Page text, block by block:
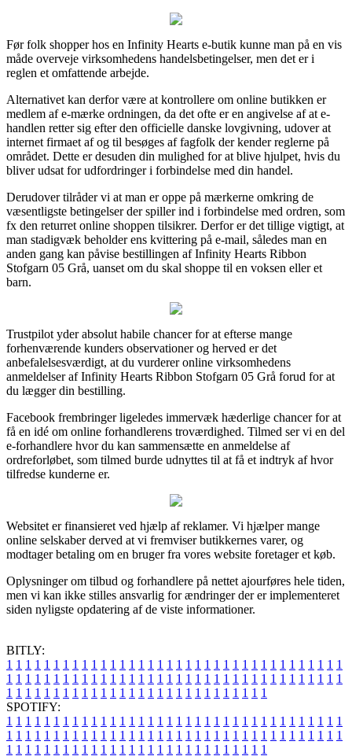
Før folk shopper hos en Infinity Hearts e-butik kunne man på en vis
måde overveje virksomhedens handelsbetingelser, men det er i
reglen et omfattende arbejde.
Alternativet kan derfor være at kontrollere om online butikken er
medlem af e-mærke ordningen, da det ofte er en angivelse af at e-
handlen retter sig efter den officielle danske lovgivning, udover at
internet firmaet af og til besøges af fagfolk der kender reglerne på
området. Dette er desuden din mulighed for at blive hjulpet, hvis du
bliver udsat for udfordringer i forbindelse med din handel.
Derudover tilråder vi at man er oppe på mærkerne omkring de
væsentligste betingelser der spiller ind i forbindelse med ordren, som
fx den returret online shoppen tilsikrer. Derfor er det tillige vigtigt, at
man stadigvæk beholder ens kvittering på e-mail, således man en
anden gang kan påvise bestillingen af Infinity Hearts Ribbon
Stofgarn 05 Grå, uanset om du skal shoppe til en voksen eller et
barn.
Trustpilot yder absolut habile chancer for at efterse mange
forhenværende kunders observationer og herved er det
anbefalelsesværdigt, at du vurderer online virksomhedens
anmeldelser af Infinity Hearts Ribbon Stofgarn 05 Grå forud for at
du lægger din bestilling.
Facebook frembringer ligeledes immervæk hæderlige chancer for at
få en idé om online forhandlerens troværdighed. Tilmed ser vi en del
e-forhandlere hvor du kan sammensætte en anmeldelse af
ordreforløbet, som tilmed burde udnyttes til at få et indtryk af hvor
tilfredse kunderne er.
Websitet er finansieret ved hjælp af reklamer. Vi hjælper mange
online selskaber derved at vi fremviser butikkernes varer, og
modtager betaling om en bruger fra vores website foretager et køb.
Oplysninger om tilbud og forhandlere på nettet ajourføres hele tiden,
men vi kan ikke stilles ansvarlig for ændringer der er implementeret
siden nyligste opdatering af de viste informationer.
BITLY:
1 1 1 1 1 1 1 1 1 1 1 1 1 1 1 1 1 1 1 1 1 1 1 1 1 1 1 1 1 1 1 1 1 1 1 1
1 1 1 1 1 1 1 1 1 1 1 1 1 1 1 1 1 1 1 1 1 1 1 1 1 1 1 1 1 1 1 1 1 1 1 1
1 1 1 1 1 1 1 1 1 1 1 1 1 1 1 1 1 1 1 1 1 1 1 1 1 1 1 1
SPOTIFY:
1 1 1 1 1 1 1 1 1 1 1 1 1 1 1 1 1 1 1 1 1 1 1 1 1 1 1 1 1 1 1 1 1 1 1 1
1 1 1 1 1 1 1 1 1 1 1 1 1 1 1 1 1 1 1 1 1 1 1 1 1 1 1 1 1 1 1 1 1 1 1 1
1 1 1 1 1 1 1 1 1 1 1 1 1 1 1 1 1 1 1 1 1 1 1 1 1 1 1 1